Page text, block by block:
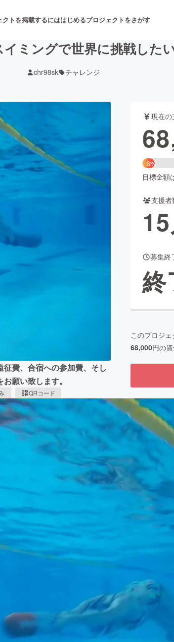
クトを掲載するにははじめるプロジェクトをさがす
舞台・パフォーマンス
ビス開発
ビューティー・ヘルスケ
for Social Good
ふるさと納税
イミングで世界に挑戦した
chr98sk チャレンジ
費、合宿への参加費、そし
願い致します。
QRコード
現在
6%
目標金額
支援者
15
募集終
終
このプロジ
68,000円の